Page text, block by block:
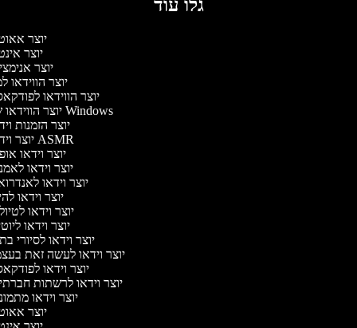
גלו עוד
יוצר
יוצר
יוצר
יוצר הווידאו
יוצר הווידאו
יוצר הווידאו של Windows
יוצר הזמנות
יוצר וידאו ASMR
יוצר וידאו
יוצר וידאו
יוצר וידאו
יוצר וידאו
יוצר וידאו
יוצר וידאו
יוצר וידאו לסיורי
יוצר וידאו לעשה זאת
יוצר וידאו
יוצר וידאו לרשתות
יוצר וידאו
יוצר